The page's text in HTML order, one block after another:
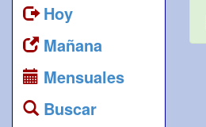
Hoy
Mañana
Mensuales
Buscar